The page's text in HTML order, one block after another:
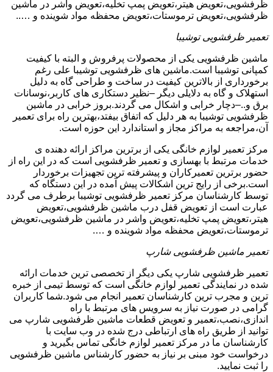
ظرفشویی،تعویض هیتر،تعویض پمپ تخلیه،تعویض واشر در ماشین
ظرفشویی،تعویض ترموستات،تعویض محفظه مواد شوینده و …..
تعمیر ظرفشویی توشیبا
ماشین ظرفشویی یکی از محصولات پرفروش و البته با کیفیت
کمپانی توشیبا است.ماشین های ظرفشویی توشیبا علی رغم
برخورداری از بالاترین کیفیت در ساخت و طراحی گاه به دلیل
استهلاک و گاه به دلایلی دیگر –نظیر دستکاری های کاربر،نوسانات
برق و..–دچار خرابی و اشکال می گردند.بروز خرابی در ماشین
ظرفشویی توشیبا به هر دلیل که اتفاق بیفتد،بهترین راه برای تعمیر
آن،مراجعه به مراکز مجاز و استاندارد این حوزه است.
مرکز تعمیر لوازم خانگی یکی از برترین مراکز ارائه دهنده ی
خدمات مرتبط با بهسازی و تعمیر ظرفشویی است که در این راه از
حضور برترین تعمیرکاران و پیشرفته ترین تجهیزات برخوردار
است.برخی از رایج ترین اشکالات پیش آمده در این دستگاه که
توسط کارشناسان مرکز تعمیر ظرفشویی توشیبا برطرف می گردد
عبارت است از تعویض قفل درب ماشین ظرفشویی،تعویض
هیتر،تعویض پمپ تخلیه،تعویض واشر در ماشین ظرفشویی،تعویض
ترموستات،تعویض محفظه مواد شوینده و ….
تعمیر ماشین ظرفشویی شارپ
تعمیر ظرفشویی شارپ یکی دیگر از تخصصی ترین خدمات ارائه
شده در نمایندگی تعمیر لوازم خانگی است که توسط تیمی از خبره
ترین و مجرب ترین کارشناسان تعمیر انجام می شود.شما کاربران
گرامی در صورت نیاز به سرویس های مرتبط با راه
اندازی،نصب،تعمیر و تعویض قطعات ماشین ظرفشویی شارپ می
توانید از طریق راه های ارتباطی درج شده در وب سایت با
کارشناسان ما در مرکز تعمیر لوازم خانگی تماس بگیرید و
درخواست خود مبنی بر نیاز به حضور کارشناس ماشین ظرفشویی
را ثبت نمایید.